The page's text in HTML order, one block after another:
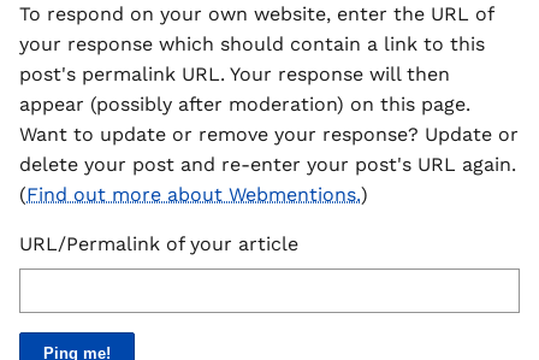
To respond on your own website, enter the URL of
your response which should contain a link to this
post's permalink URL. Your response will then
appear (possibly after moderation) on this page.
Want to update or remove your response? Update or
delete your post and re-enter your post's URL again.
(Find out more about Webmentions.)
URL/Permalink of your article